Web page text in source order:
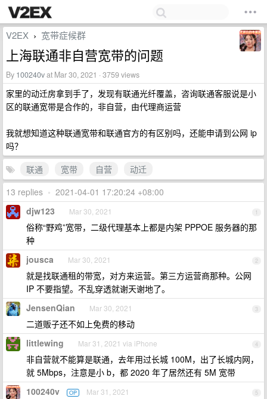
V2EX › 宽带症候群
上海联通非自营宽带的问题
By 100240vat Mar 30, 2021 · 3759 views
家里的动迁房拿到手了，发现有联通光纤覆盖，咨询联通客服说是小
区的联通宽带是合作的，非自营，由代理商运营
我就想知道这种联通宽带和联通官方的有区别吗，还能申请到公网 ip
吗？
联通
宽带 自营
动迁
13 replies • 2021-04-01 17:20:24 +08:00
1
djw123 Mar 30, 2021
俗称“野鸡”宽带，二级代理基本上都是内架 PPPOE 服务器的那
种
2
jousca Mar 30, 2021
就是找联通租的带宽，对方来运营。第三方运营商那种。公网
IP 不要指望。不乱穿透就谢天谢地了。
3
JensenQian Mar 30, 2021
二道贩子还不如上免费的移动
4
littlewing Mar 31, 2021 via iPhone
非自营就不能算是联通，去年用过长城 100M，出了长城内网，
就 5Mbps，注意是小 b，都 2020 年了居然还有 5M 宽带
5
100240v OP Mar 31, 2021